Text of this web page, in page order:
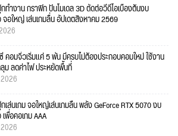
ทำงาน กราฟิก ปั้นโมเดล 3D ตัดต่อวีดีโอเบื้องต้นงบ
อใหญ่ เล่นเกมลื่น อัปเดตสิงหาคม 2569
คอมจิ๋วเริ่มแค่ 5 พัน มีครบไม่ต้องประกอบคอมใหม่ ใช้งาน
ม ลดค่าไฟ ประหยัดพื้นที่
เล่นเกม จอใหญ่เล่นเกมลื่น พลัง GeForce RTX 5070 งบ
พื่อคอเกม AAA